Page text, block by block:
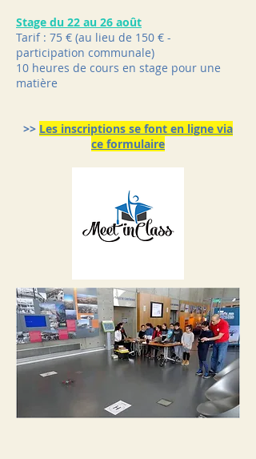
Stage du 22 au 26 août
Tarif : 75 € (au lieu de 150 € -
participation communale)
10 heures de cours en stage pour une
matière
>> Les inscriptions se font en ligne via
ce formulaire